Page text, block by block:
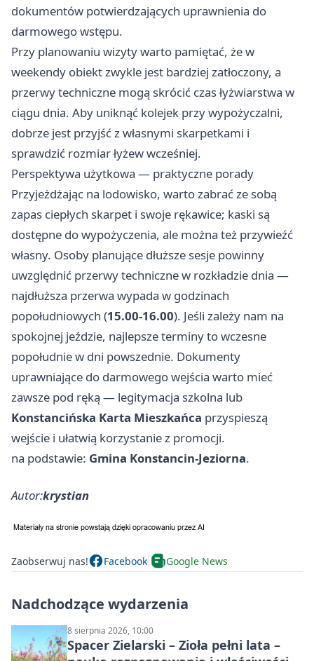
dokumentów potwierdzających uprawnienia do
darmowego wstępu.
Przy planowaniu wizyty warto pamiętać, że w
weekendy obiekt zwykle jest bardziej zatłoczony, a
przerwy techniczne mogą skrócić czas łyżwiarstwa w
ciągu dnia. Aby uniknąć kolejek przy wypożyczalni,
dobrze jest przyjść z własnymi skarpetkami i
sprawdzić rozmiar łyżew wcześniej.
Perspektywa użytkowa — praktyczne porady
Przyjeżdżając na lodowisko, warto zabrać ze sobą
zapas ciepłych skarpet i swoje rękawice; kaski są
dostępne do wypożyczenia, ale można też przywieźć
własny. Osoby planujące dłuższe sesje powinny
uwzględnić przerwy techniczne w rozkładzie dnia —
najdłuższa przerwa wypada w godzinach
popołudniowych (15.00-16.00). Jeśli zależy nam na
spokojnej jeździe, najlepsze terminy to wczesne
popołudnie w dni powszednie. Dokumenty
uprawniające do darmowego wejścia warto mieć
zawsze pod ręką — legitymacja szkolna lub
Konstancińska Karta Mieszkańca przyspieszą
wejście i ułatwią korzystanie z promocji.
na podstawie: Gmina Konstancin-Jeziorna.
Autor:krystian
Zaobserwuj nas! Facebook Google News
Nadchodzące wydarzenia
8 sierpnia 2026, 10:00
Spacer Zielarski – Zioła pełni lata –